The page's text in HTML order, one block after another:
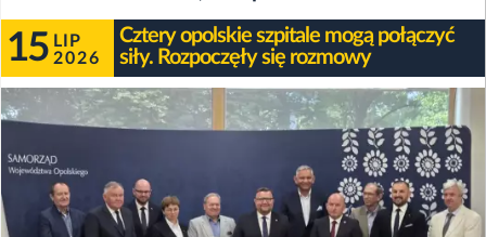
15 LIP
2026
Cztery opolskie szpitale mogą połączyć
siły. Rozpoczęły się rozmowy